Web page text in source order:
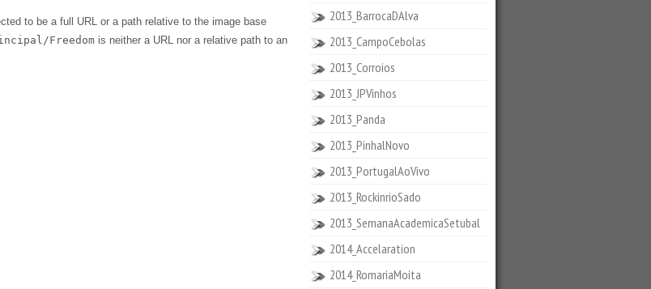
to be a full URL or a path relative to the image base
Freedom is neither a URL nor a relative path to an
2013_BarrocaDAlva
2013_CampoCebolas
2013_Corroios
2013_JPVinhos
2013_Panda
2013_PinhalNovo
2013_PortugalAoVivo
2013_RockinrioSado
2013_SemanaAcademicaSetubal
2014_Accelaration
2014_RomariaMoita